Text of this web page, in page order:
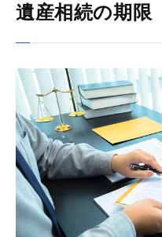
遺産相続の期限